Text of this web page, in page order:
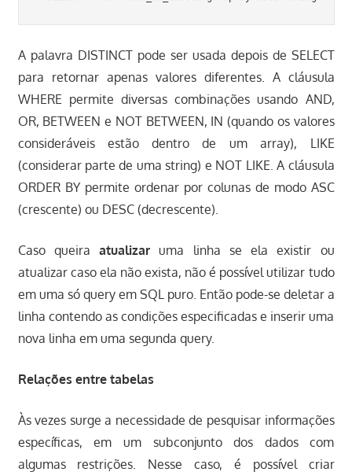
A palavra DISTINCT pode ser usada depois de SELECT
para retornar apenas valores diferentes. A cláusula
WHERE permite diversas combinações usando AND,
OR, BETWEEN e NOT BETWEEN, IN (quando os valores
consideráveis estão dentro de um array), LIKE
(considerar parte de uma string) e NOT LIKE. A cláusula
ORDER BY permite ordenar por colunas de modo ASC
(crescente) ou DESC (decrescente).
Caso queira atualizar uma linha se ela existir ou
atualizar caso ela não exista, não é possível utilizar tudo
em uma só query em SQL puro. Então pode-se deletar a
linha contendo as condições especificadas e inserir uma
nova linha em uma segunda query.
Relações entre tabelas
Às vezes surge a necessidade de pesquisar informações
específicas, em um subconjunto dos dados com
algumas restrições. Nesse caso, é possível criar